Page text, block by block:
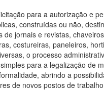
para a autorização e
construídas ou não,
de jornais e revistas,
costureiras, paneleiros,
o processo
para a legalização de
abrindo a
de novos postos de